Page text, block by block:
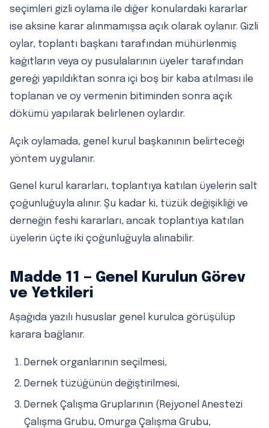
seçimleri gizli oylama ile diğer konulardaki kararlar
ise aksine karar alınmamışsa açık olarak oylanır. Gizli
oylar, toplantı başkanı tarafından mühürlenmiş
kağıtların veya oy pusulalarının üyeler tarafından
gereği yapıldıktan sonra içi boş bir kaba atılması ile
toplanan ve oy vermenin bitiminden sonra açık
dökümü yapılarak belirlenen oylardır.
Açık oylamada, genel kurul başkanının belirteceği
yöntem uygulanır.
Genel kurul kararları, toplantıya katılan üyelerin salt
çoğunluğuyla alınır. Şu kadar ki, tüzük değişikliği ve
derneğin feshi kararları, ancak toplantıya katılan
üyelerin üçte iki çoğunluğuyla alınabilir.
Madde 11 — Genel Kurulun Görev
ve Yetkileri
Aşağıda yazılı hususlar genel kurulca görüşülüp
karara bağlanır.
Dernek organlarının seçilmesi,
Dernek tüzüğünün değiştirilmesi,
Dernek Çalışma Gruplarının (Rejyonel Anestezi
Çalışma Grubu, Omurga Çalışma Grubu,